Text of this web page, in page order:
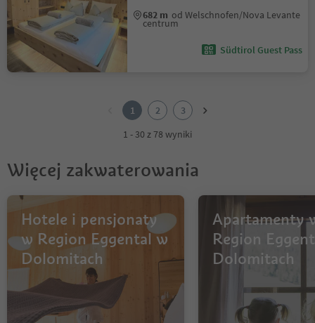
682 m od Welschnofen/Nova Levante
centrum
Südtirol Guest Pass
1 2
3
1 - 30 z 78 wyniki
Więcej zakwaterowania
Hotele i pensjonaty
w Region Eggental w
Dolomitach
Apartamenty
Region
Dolomitach